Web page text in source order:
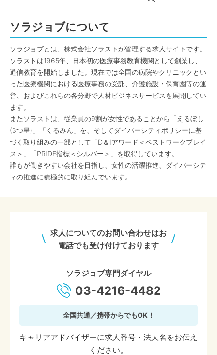
ソラジョブについて
ソラジョブとは、株式会社ソラストが管理する求人サイトです。
ソラストは1965年、日本初の医療事務教育機関として創業し、
通信教育を開始しました。現在では全国の病院やクリニックとい
った医療機関における医療事務の受託、介護施設・保育園等の運
営、およびこれらの各分野で人材ビジネスサービスを展開してい
ます。
またソラストは、従業員の9割が女性であることから「えるぼし
(3つ星)」「くるみん」を、そしてダイバーシティポリシーに基
づく取り組みの一部として「D＆Iアワード＜ベストワークプレイ
ス＞」「PRIDE指標＜シルバー＞」を取得しています。
誰もが働きやすい会社を目指し、女性の活躍推進、ダイバーシテ
ィの推進に積極的に取り組んでいます。
求人についてのお問い合わせはお
電話でも受け付けております
ソラジョブ専門ダイヤル
03-4216-4482
全国共通／携帯からでもOK！
キャリアアドバイザーに求人番号・法人名をお伝え
ください。